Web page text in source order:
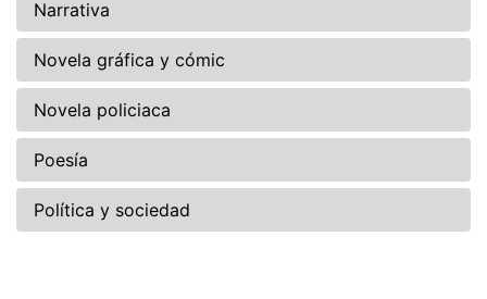
Narrativa
Novela gráfica y cómic
Novela policiaca
Poesía
Política y sociedad